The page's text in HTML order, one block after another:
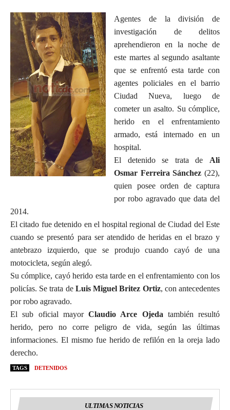
Agentes de la división de
investigación de delitos
aprehendieron en la noche de
este martes al segundo asaltante
que se enfrentó esta tarde con
agentes policiales en el barrio
Ciudad Nueva, luego de
cometer un asalto. Su cómplice,
herido en el enfrentamiento
armado, está internado en un
hospital.
El detenido se trata de Ali
Osmar Ferreira Sánchez (22),
quien posee orden de captura
por robo agravado que data del
2014.
El citado fue detenido en el hospital regional de Ciudad del Este
cuando se presentó para ser atendido de heridas en el brazo y
antebrazo izquierdo, que se produjo cuando cayó de una
motocicleta, según alegó.
Su cómplice, cayó herido esta tarde en el enfrentamiento con los
policías. Se trata de Luis Miguel Britez Ortiz, con antecedentes
por robo agravado.
El sub oficial mayor Claudio Arce Ojeda también resultó
herido, pero no corre peligro de vida, según las últimas
informaciones. El mismo fue herido de refilón en la oreja lado
derecho.
TAGS DETENIDOS
ULTIMAS NOTICIAS